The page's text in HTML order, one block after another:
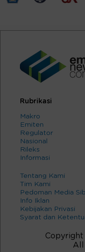
Rubrikasi
Makro
Emiten
Regulator
Nasional
Rileks
Informasi
Tentang Kami
Tim Kami
Pedoman Media
Info Iklan
Kebijakan Privasi
Syarat dan
Copyright
All